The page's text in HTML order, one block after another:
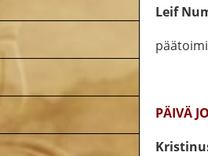
Leif
PÄIVÄ